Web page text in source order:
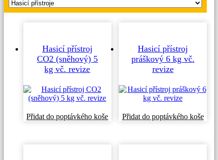
Hasicí přístroj
CO2 (sněhový) 5
kg vč. revize
Přidat do poptávkého koše
Hasicí přístroj
práškový 6 kg vč.
revize
Přidat do poptávkého koše